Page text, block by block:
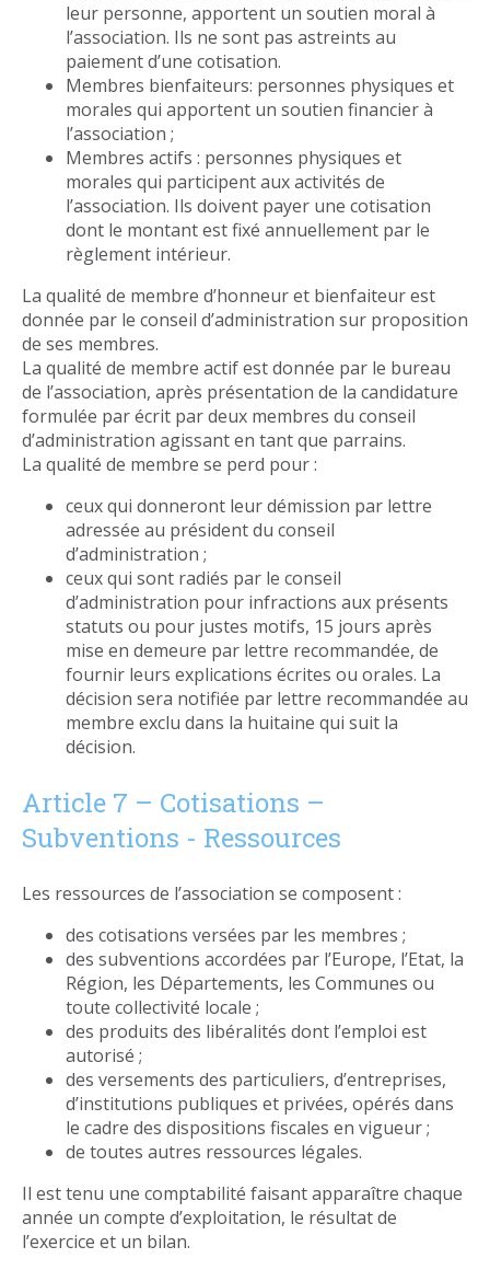
leur personne, apportent un soutien moral à
l’association. Ils ne sont pas astreints au
paiement d’une cotisation.
Membres bienfaiteurs: personnes physiques et
morales qui apportent un soutien financier à
l’association ;
Membres actifs : personnes physiques et
morales qui participent aux activités de
l’association. Ils doivent payer une cotisation
dont le montant est fixé annuellement par le
règlement intérieur.
La qualité de membre d’honneur et bienfaiteur est
donnée par le conseil d’administration sur proposition
de ses membres.
La qualité de membre actif est donnée par le bureau
de l’association, après présentation de la candidature
formulée par écrit par deux membres du conseil
d’administration agissant en tant que parrains.
La qualité de membre se perd pour :
ceux qui donneront leur démission par lettre
adressée au président du conseil
d’administration ;
ceux qui sont radiés par le conseil
d’administration pour infractions aux présents
statuts ou pour justes motifs, 15 jours après
mise en demeure par lettre recommandée, de
fournir leurs explications écrites ou orales. La
décision sera notifiée par lettre recommandée au
membre exclu dans la huitaine qui suit la
décision.
Article 7 – Cotisations –
Subventions - Ressources
Les ressources de l’association se composent :
des cotisations versées par les membres ;
des subventions accordées par l’Europe, l’Etat, la
Région, les Départements, les Communes ou
toute collectivité locale ;
des produits des libéralités dont l’emploi est
autorisé ;
des versements des particuliers, d’entreprises,
d’institutions publiques et privées, opérés dans
le cadre des dispositions fiscales en vigueur ;
de toutes autres ressources légales.
Il est tenu une comptabilité faisant apparaître chaque
année un compte d’exploitation, le résultat de
l’exercice et un bilan.